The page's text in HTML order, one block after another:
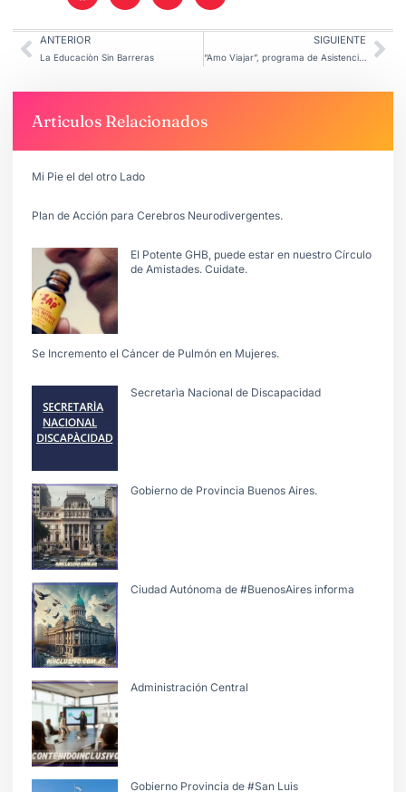
ANTERIOR
La Educaciòn Sin Barreras
SIGUIENTE
“Amo Viajar”, programa de Asistencia Viajera en Autismo
Articulos Relacionados
Mi Pie el del otro Lado
Plan de Acción para Cerebros Neurodivergentes.
El Potente GHB, puede estar en nuestro Círculo
de Amistades. Cuidate.
Se Incremento el Cáncer de Pulmón en Mujeres.
Secretarìa Nacional de Discapacidad
Gobierno de Provincia Buenos Aires.
Ciudad Autónoma de #BuenosAires informa
Administración Central
Gobierno Provincia de #San Luis